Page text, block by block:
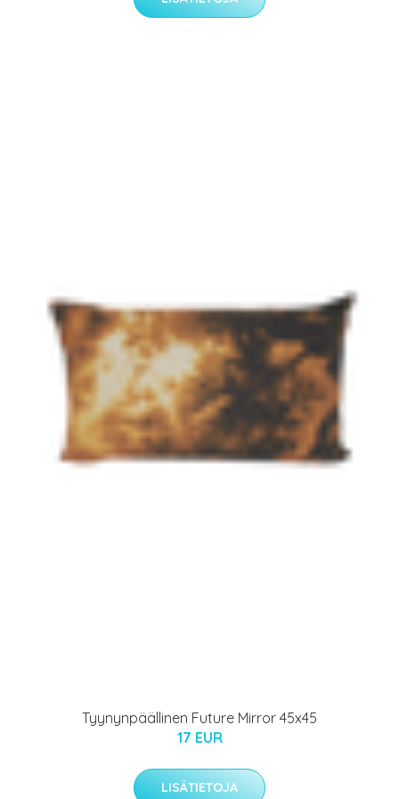
Tyynynpäällinen Future Mirror 45x45
17 EUR
LISÄTIETOJA